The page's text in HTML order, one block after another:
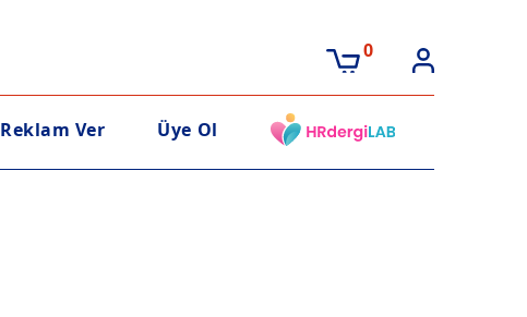
0
Reklam Ver Üye Ol